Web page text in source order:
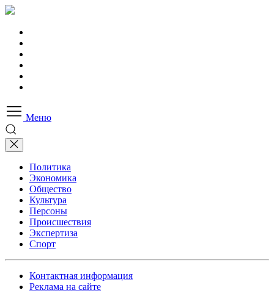
Меню
Политика
Экономика
Общество
Культура
Персоны
Происшествия
Экспертиза
Спорт
Контактная информация
Реклама на сайте